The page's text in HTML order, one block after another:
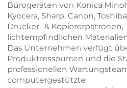
Bürogeräten von Konica
Kyocera, Sharp, Canon,
Drucker- & Kopiererpatronen,
lichtempfindlichen
Das Unternehmen verfügt
Produktressourcen und die
professionellen
computergestützte